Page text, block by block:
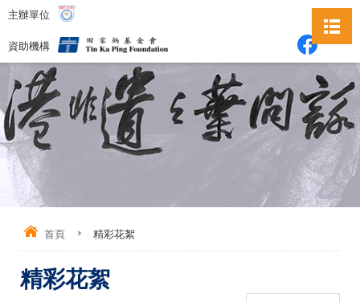
主辦單位
資助機構
首頁 > 精彩花絮
精彩花絮